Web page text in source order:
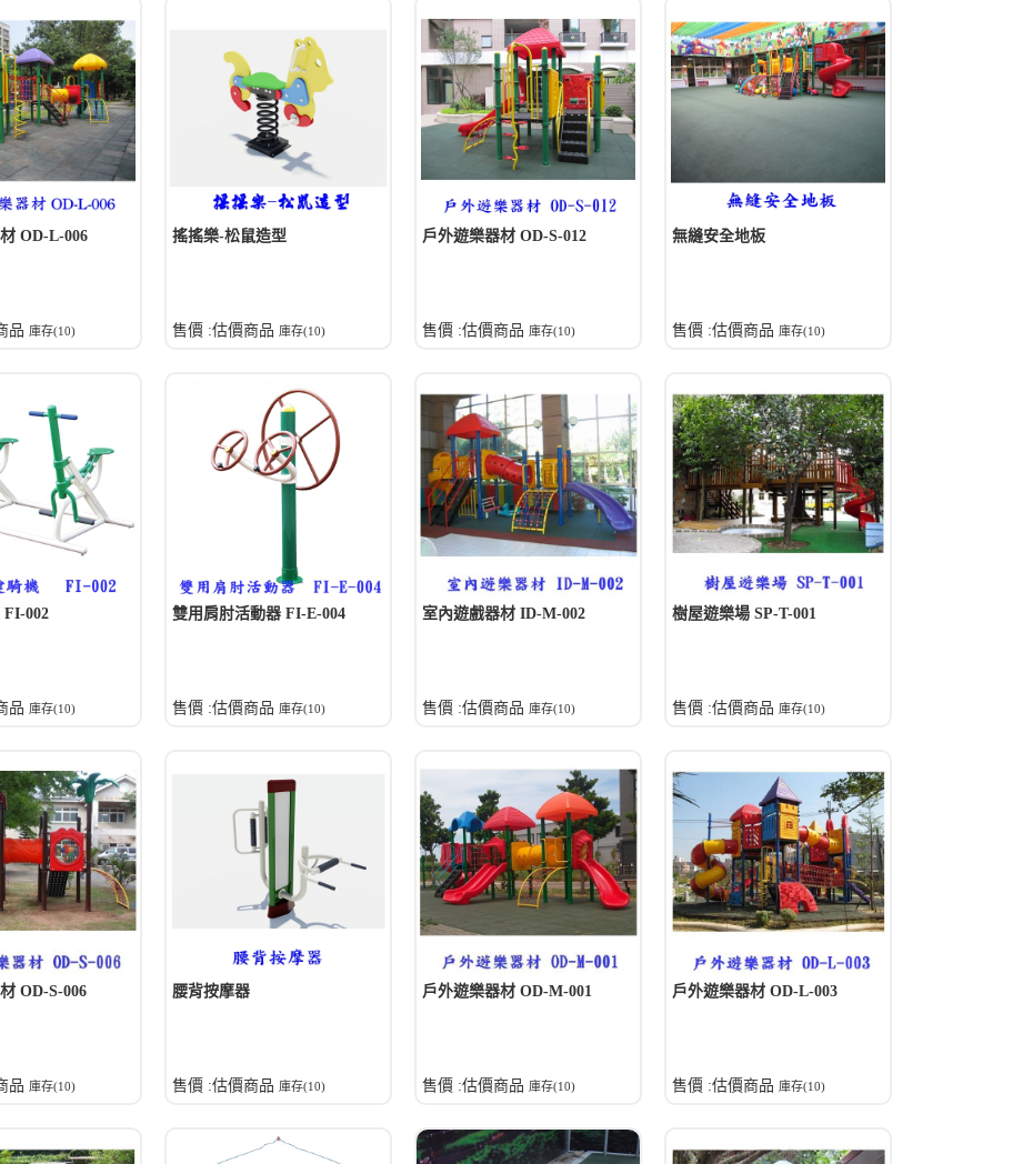
OD-L-006
品 庫存(10)
搖搖樂-松鼠造型
售價 :估價商品 庫存(10)
戶外遊樂器材 OD-S-012
售價 :估價商品 庫存(10)
無縫安全地板
售價 :估價商品 庫存(10)
FI-002
品 庫存(10)
雙用肩肘活動器 FI-E-004
售價 :估價商品 庫存(10)
室內遊戲器材 ID-M-002
售價 :估價商品 庫存(10)
樹屋遊樂場 SP-T-001
售價 :估價商品 庫存(10)
OD-S-006
品 庫存(10)
腰背按摩器
售價 :估價商品 庫存(10)
戶外遊樂器材 OD-M-001
售價 :估價商品 庫存(10)
戶外遊樂器材 OD-L-003
售價 :估價商品 庫存(10)